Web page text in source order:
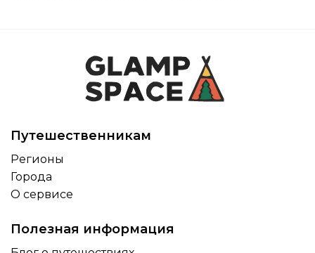
Путешественникам
Регионы
Города
О сервисе
Полезная информация